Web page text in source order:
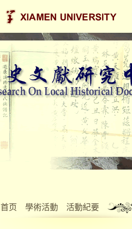
首页 學術活動 活動紀要